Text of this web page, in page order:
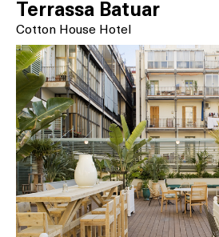
Terrassa Batuar
Cotton House Hotel